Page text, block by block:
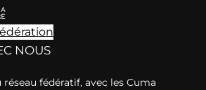
NOUS
fédératif, avec les Cuma